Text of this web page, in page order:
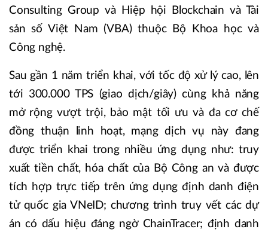
Consulting Group và Hiệp hội Blockchain và Tài
sản số Việt Nam (VBA) thuộc Bộ Khoa học và
Công nghệ.
Sau gần 1 năm triển khai, với tốc độ xử lý cao, lên
tới 300.000 TPS (giao dịch/giây) cùng khả năng
mở rộng vượt trội, bảo mật tối ưu và đa cơ chế
đồng thuận linh hoạt, mạng dịch vụ này đang
được triển khai trong nhiều ứng dụng như: truy
xuất tiền chất, hóa chất của Bộ Công an và được
tích hợp trực tiếp trên ứng dụng định danh điện
tử quốc gia VNeID; chương trình truy vết các dự
án có dấu hiệu đáng ngờ ChainTracer; định danh